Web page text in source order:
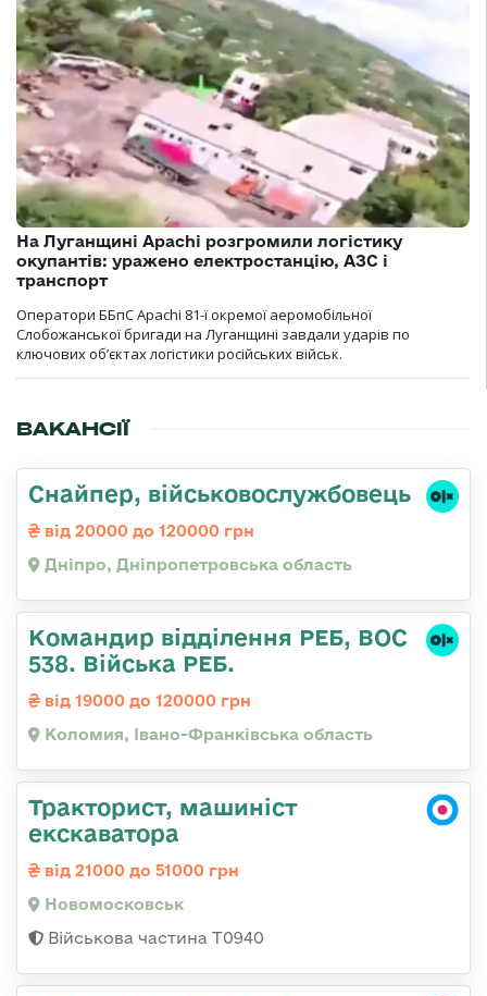
На Луганщині Apachi розгромили логістику
окупантів: уражено електростанцію, АЗС і
транспорт
Оператори ББпС Apachi 81-ї окремої аеромобільної
Слобожанської бригади на Луганщині завдали ударів по
ключових об’єктах логістики російських військ.
ВАКАНСІЇ
Снайпер, військовослужбовець
від 20000 до 120000 грн
Дніпро, Дніпропетровська область
Командир відділення РЕБ, ВОС
538. Війська РЕБ.
від 19000 до 120000 грн
Коломия, Івано-Франківська область
Тракторист, машиніст
екскаватора
від 21000 до 51000 грн
Новомосковськ
Військова частина Т0940